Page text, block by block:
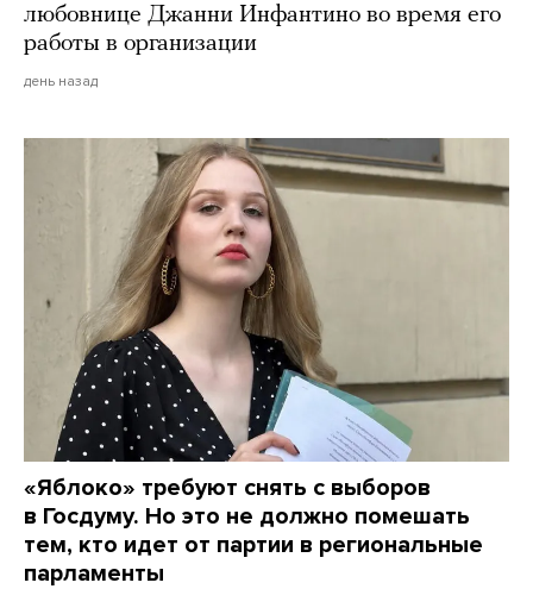
любовнице Джанни Инфантино во время его
работы в организации
день назад
«Яблоко» требуют снять с выборов
в Госдуму. Но это не должно помешать
тем, кто идет от партии в региональные
парламенты